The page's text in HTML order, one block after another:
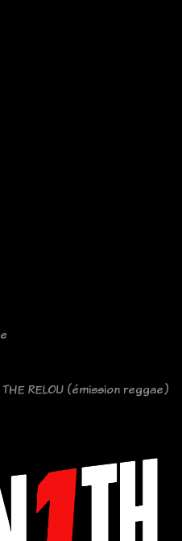
RELOU (émission reggae)